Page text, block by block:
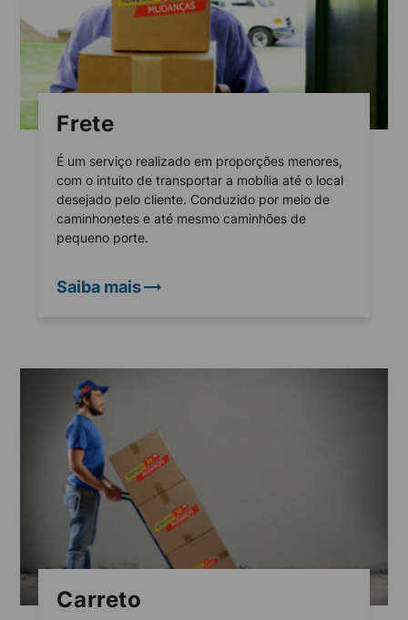
Frete
É um serviço realizado em proporções menores,
com o intuito de transportar a mobília até o local
desejado pelo cliente. Conduzido por meio de
caminhonetes e até mesmo caminhões de
pequeno porte.
Saiba mais
Carreto